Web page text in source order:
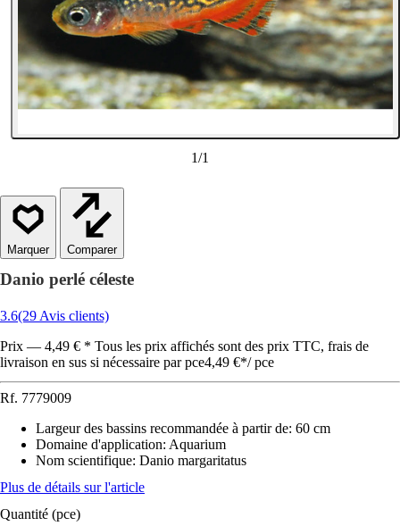
1/1
Comparer
Danio perlé céleste
3.6(29 Avis clients)
Prix — 4,49 € * Tous les prix affichés sont des prix TTC, frais de
livraison en sus si nécessaire par pce4,49 €*/ pce
Rf. 7779009
Largeur des bassins recommandée à partir de: 60 cm
Domaine d'application: Aquarium
Nom scientifique: Danio margaritatus
Plus de détails sur l'article
Quantité (pce)